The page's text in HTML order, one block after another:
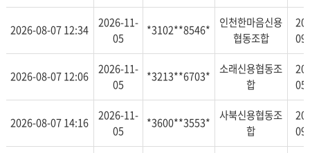
2026-08-07 12:34
2026-11-
05
*3102**8546*
인천한마음신용
협동조합
2026-08-07 12:06
2026-11-
05
*3213**6703*
소래신용협동조
합
2026-08-07 14:16
2026-11-
05
*3600**3553*
사북신용협동조
합